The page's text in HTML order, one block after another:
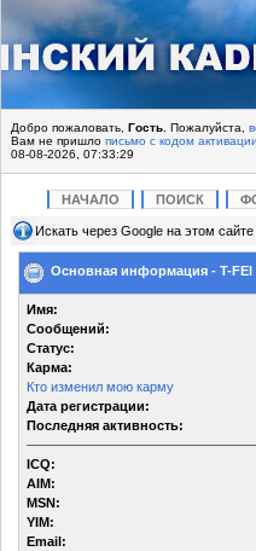
Добро пожаловать, Гость . Пожалуйста,
Вам не пришло письмо с кодом
08-08-2026, 07:33:29
НАЧАЛО ПОИСК
Искать через Google на этом сайте
Основная информация - T-FEI
Имя:
Сообщений:
Статус:
Карма:
Кто изменил мою карму
Дата регистрации:
Последняя активность:
ICQ:
AIM:
MSN:
YIM:
Email: